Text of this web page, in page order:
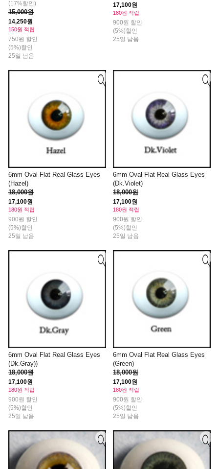
(17%할인)
15,000원
14,250원
150원 적립
750원 할인
(5%)할인
25일 남음
17,100원
180원 적립
900원 할인
(5%)할인
25일 남음
6mm Oval Flat Real Glass Eyes
(Hazel)
18,000원
17,100원
180원 적립
900원 할인
(5%)할인
25일 남음
6mm Oval Flat Real Glass Eyes
(Dk.Violet)
18,000원
17,100원
180원 적립
900원 할인
(5%)할인
25일 남음
6mm Oval Flat Real Glass Eyes
(Dk.Gray))
18,000원
17,100원
180원 적립
900원 할인
(5%)할인
25일 남음
6mm Oval Flat Real Glass Eyes
(Green)
18,000원
17,100원
180원 적립
900원 할인
(5%)할인
25일 남음